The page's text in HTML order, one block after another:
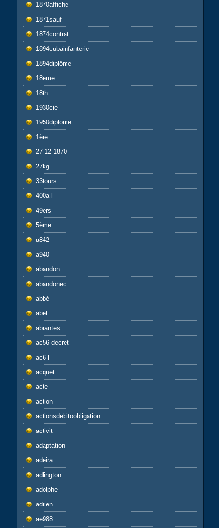
1870affiche
1871sauf
1874contrat
1894cubainfanterie
1894diplôme
18eme
18th
1930cie
1950diplôme
1ère
27-12-1870
27kg
33tours
400a-l
49ers
5ème
a842
a940
abandon
abandoned
abbé
abel
abrantes
ac56-decret
ac6-l
acquet
acte
action
actionsdebitoobligation
activit
adaptation
adeira
adlington
adolphe
adrien
ae988